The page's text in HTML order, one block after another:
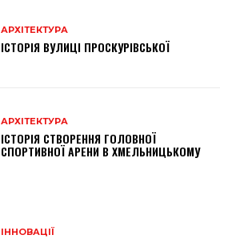
АРХІТЕКТУРА
ІСТОРІЯ ВУЛИЦІ ПРОСКУРІВСЬКОЇ
АРХІТЕКТУРА
ІСТОРІЯ СТВОРЕННЯ ГОЛОВНОЇ
СПОРТИВНОЇ АРЕНИ В ХМЕЛЬНИЦЬКОМУ
ІННОВАЦІЇ